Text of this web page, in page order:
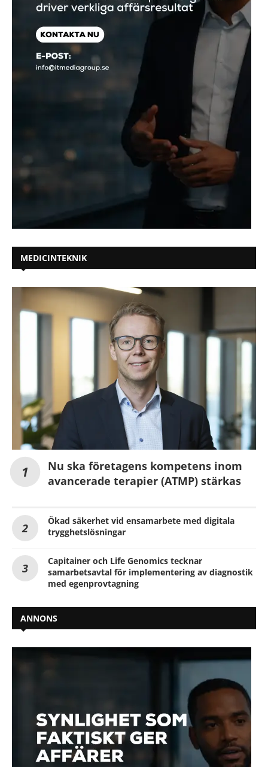
MEDICINTEKNIK
Nu ska företagens kompetens inom
avancerade terapier (ATMP) stärkas
Ökad säkerhet vid ensamarbete med digitala
trygghetslösningar
Capitainer och Life Genomics tecknar
samarbetsavtal för implementering av diagnostik
med egenprovtagning
ANNONS